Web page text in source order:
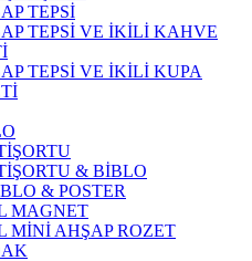
TEPSİ
TEPSİ VE İKİLİ KAHVE
TEPSİ VE İKİLİ KUPA
& BİBLO
& POSTER
MAGNET
MİNİ AHŞAP ROZET